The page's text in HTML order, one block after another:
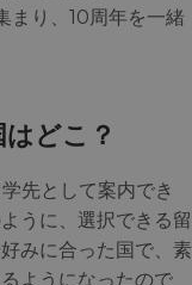
まり、10周年を一緒
どこ？
先として案内でき
うに、選択できる留
みに合った国で、素
ようになったので